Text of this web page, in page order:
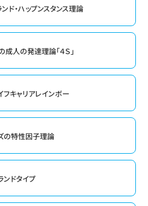
ド・ハップンスタンス理論
成人の発達理論「４Ｓ」
フキャリアレインボー
の特性因子理論
ンドタイプ